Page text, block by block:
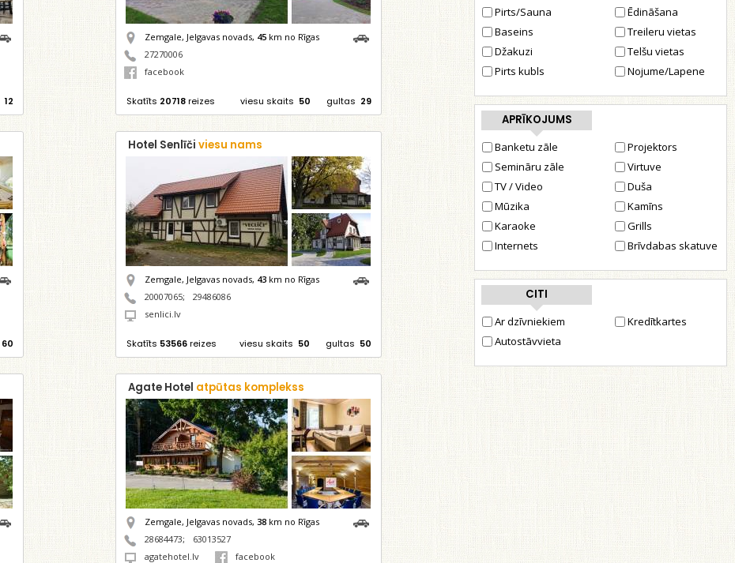
Pirts/Sauna
Baseins
Džakuzi
Pirts kubls
Ēdināšana
Treileru vietas
Telšu vietas
Nojume/Lapene
APRĪKOJUMS
Banketu zāle
Semināru zāle
TV / Video
Mūzika
Karaoke
Internets
Projektors
Virtuve
Duša
Kamīns
Grills
Brīvdabas skatuve
CITI
Ar dzīvniekiem
Autostāvvieta
Kredītkartes
12
Zemgale, Jelgavas novads, 45 km no Rīgas
27270006
facebook
Skatīts 20718reizes gultas 29
viesu skaits 50
60
Hotel Senlīčiviesu nams
Zemgale, Jelgavas novads, 43 km no Rīgas
20007065;
29486086
senlici.lv
Skatīts 53566reizes gultas 50
viesu skaits 50
Agate Hotel atpūtas komplekss
Zemgale, Jelgavas novads,38 km no Rīgas
28684473;
63013527
agatehotel.lv
facebook